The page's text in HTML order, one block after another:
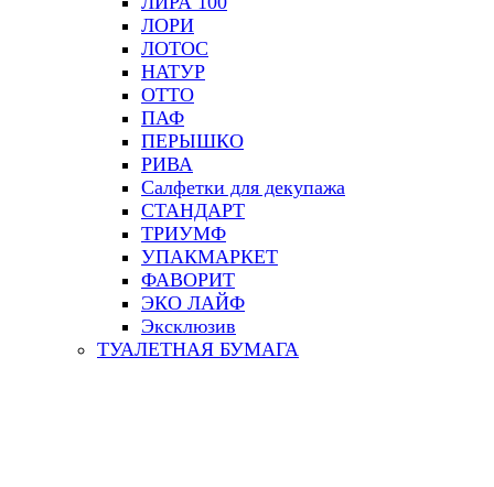
ЛОРИ
ЛОТОС
НАТУР
ОТТО
ПАФ
ПЕРЫШКО
РИВА
Салфетки для декупажа
СТАНДАРТ
ТРИУМФ
УПАКМАРКЕТ
ФАВОРИТ
ЭКО ЛАЙФ
Эксклюзив
ТУАЛЕТНАЯ БУМАГА